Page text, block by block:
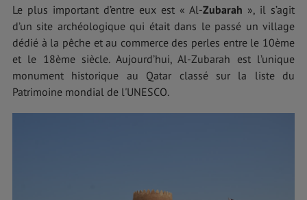
Le plus important d’entre eux est « Al-Zubarah », il s’agit
d’un site archéologique qui était dans le passé un village
dédié à la pêche et au commerce des perles entre le 10ème
et le 18ème siècle. Aujourd’hui, Al-Zubarah est l’unique
monument historique au Qatar classé sur la liste du
Patrimoine mondial de l'UNESCO.